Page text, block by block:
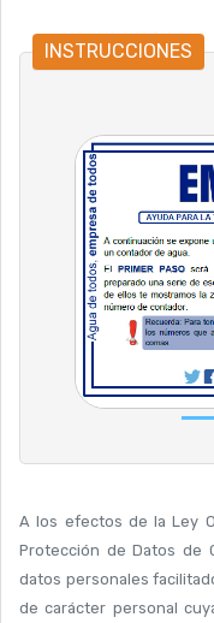
INSTRUCCIONES
A los efectos de la Ley
Protección de Datos de
datos personales
de carácter personal